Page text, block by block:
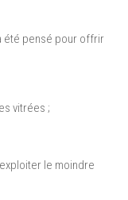
été pensé pour offrir
vitrées ;
le moindre